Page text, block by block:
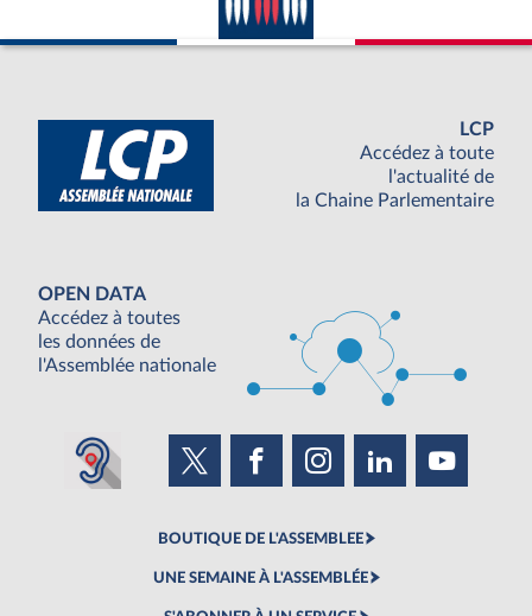
LCP
Accédez à toute
l'actualité de
la Chaine Parlementaire
OPEN DATA
Accédez à toutes
les données de
l'Assemblée nationale
BOUTIQUE DE L'ASSEMBLEE
UNE SEMAINE À L'ASSEMBLÉE